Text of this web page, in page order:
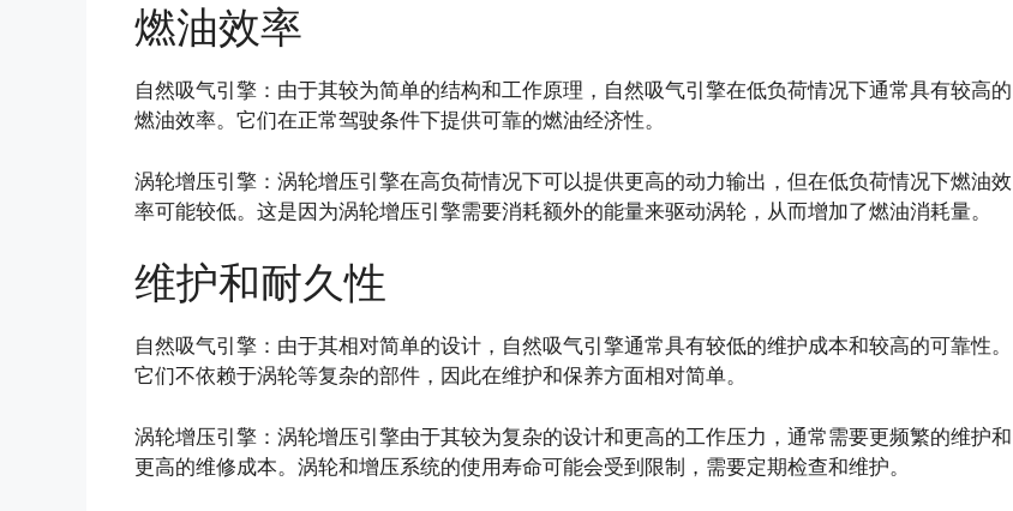
燃油效率
自然吸气引擎：由于其较为简单的结构和工作原理，自然吸气引擎在低负荷情况下通常具有较高的
燃油效率。它们在正常驾驶条件下提供可靠的燃油经济性。
涡轮增压引擎：涡轮增压引擎在高负荷情况下可以提供更高的动力输出，但在低负荷情况下燃油效
率可能较低。这是因为涡轮增压引擎需要消耗额外的能量来驱动涡轮，从而增加了燃油消耗量。
维护和耐久性
自然吸气引擎：由于其相对简单的设计，自然吸气引擎通常具有较低的维护成本和较高的可靠性。
它们不依赖于涡轮等复杂的部件，因此在维护和保养方面相对简单。
涡轮增压引擎：涡轮增压引擎由于其较为复杂的设计和更高的工作压力，通常需要更频繁的维护和
更高的维修成本。涡轮和增压系统的使用寿命可能会受到限制，需要定期检查和维护。